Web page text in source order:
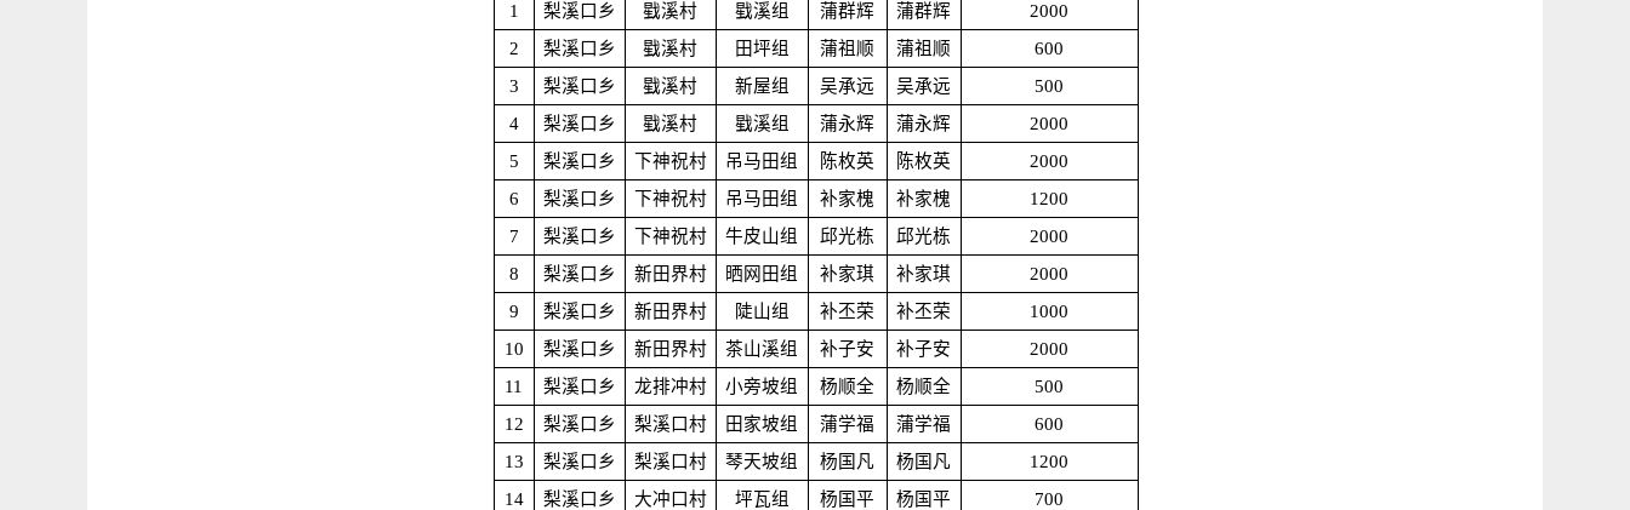
1 梨溪口乡 戥溪村 戥溪组 蒲群辉 蒲群辉
2000
2
梨溪口乡 戥溪村 田坪组 蒲祖顺 蒲祖顺
600
3
梨溪口乡 戥溪村 新屋组 吴承远 吴承远
500
4
梨溪口乡 戥溪村 戥溪组 蒲永辉 蒲永辉
2000
5
梨溪口乡 下神祝村 吊马田组 陈枚英 陈枚英
2000
6
梨溪口乡 下神祝村 吊马田组 补家槐 补家槐
1200
7
梨溪口乡 下神祝村 牛皮山组 邱光栋 邱光栋
2000
8
梨溪口乡 新田界村 晒网田组 补家琪 补家琪
2000
9
梨溪口乡 新田界村 陡山组 补丕荣 补丕荣
1000
10
梨溪口乡 新田界村 茶山溪组 补子安 补子安
2000
11
梨溪口乡 龙排冲村 小旁坡组 杨顺全 杨顺全
500
12
梨溪口乡 梨溪口村 田家坡组 蒲学福 蒲学福
600
13
梨溪口乡 梨溪口村 琴天坡组 杨国凡 杨国凡
1200
14
梨溪口乡 大冲口村 坪瓦组 杨国平 杨国平
700